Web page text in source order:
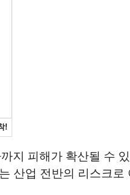
지 피해가 확산될 수
산업 전반의 리스크로